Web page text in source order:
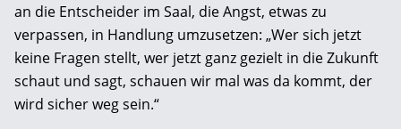
an die Entscheider im Saal, die Angst, etwas zu
verpassen, in Handlung umzusetzen: „Wer sich jetzt
keine Fragen stellt, wer jetzt ganz gezielt in die Zukunft
schaut und sagt, schauen wir mal was da kommt, der
wird sicher weg sein.“